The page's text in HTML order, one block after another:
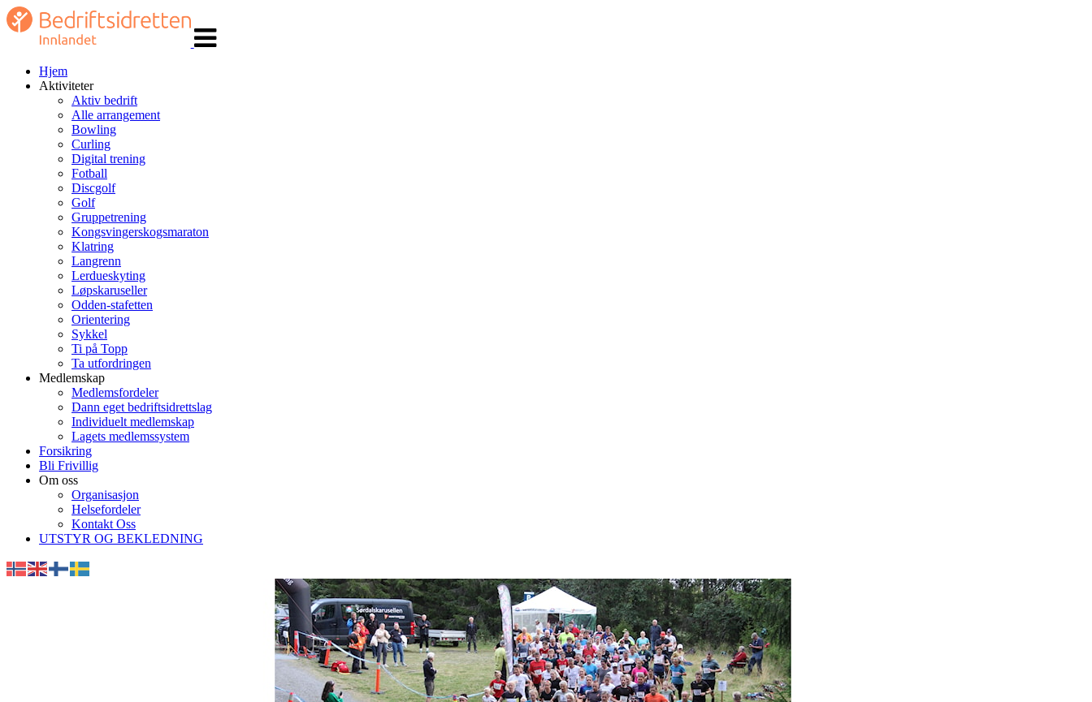
navigasjon
Hjem
Aktiviteter
Aktiv bedrift
Alle arrangement
Bowling
Curling
Digital trening
Fotball
Discgolf
Golf
Gruppetrening
Kongsvingerskogsmaraton
Klatring
Langrenn
Lerdueskyting
Løpskaruseller
Odden-stafetten
Orientering
Sykkel
Ti på Topp
Ta utfordringen
Medlemskap
Medlemsfordeler
Dann eget bedriftsidrettslag
Individuelt medlemskap
Lagets medlemssystem
Forsikring
Bli Frivillig
Om oss
Organisasjon
Helsefordeler
Kontakt Oss
UTSTYR OG BEKLEDNING